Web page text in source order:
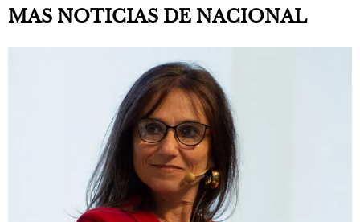
MAS NOTICIAS DE NACIONAL